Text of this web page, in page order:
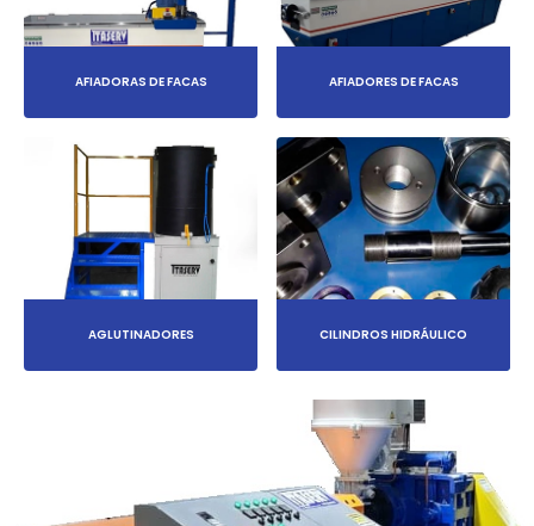
AFIADORAS DE FACAS AFIADORES DE FACAS
AGLUTINADORES CILINDROS HIDRÁULICO